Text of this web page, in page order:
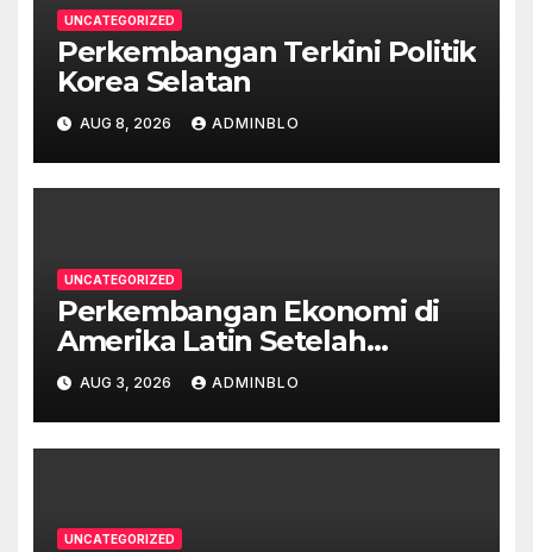
UNCATEGORIZED
Perkembangan Terkini Politik
Korea Selatan
AUG 8, 2026 ADMINBLO
UNCATEGORIZED
Perkembangan Ekonomi di
Amerika Latin Setelah
Pandemi
AUG 3, 2026 ADMINBLO
UNCATEGORIZED